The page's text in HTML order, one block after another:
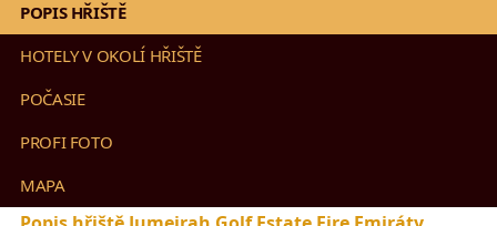
POPIS HŘIŠTĚ
HOTELY V OKOLÍ HŘIŠTĚ
POČASIE
PROFI FOTO
MAPA